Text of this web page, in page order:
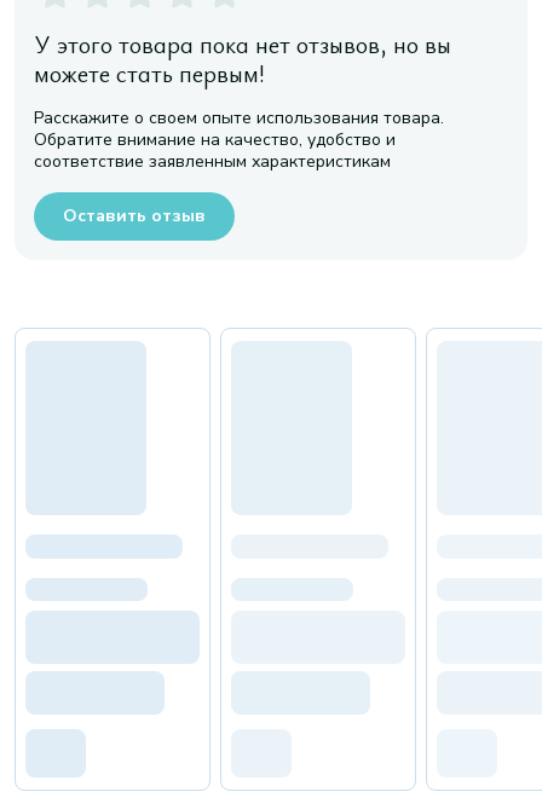
У этого товара пока нет отзывов, но вы
можете стать первым!
Расскажите о своем опыте использования товара.
Обратите внимание на качество, удобство и
соответствие заявленным характеристикам
Оставить отзыв